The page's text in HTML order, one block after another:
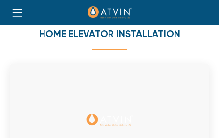
content
HOME
HOME ELEVATOR INSTALLATION